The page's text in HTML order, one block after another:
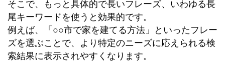
そこで、もっと具体的で長いフレーズ、いわゆる長
尾キーワードを使うと効果的です。
例えば、「○○市で家を建てる方法」といったフレー
ズを選ぶことで、より特定のニーズに応えられる検
索結果に表示されやすくなります。